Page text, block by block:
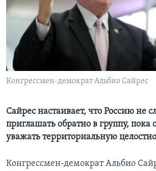
Learning English
СОЦИАЛЬНЫЕ СЕТИ
Конгрессмен-демократ Альбио Сайрес
Сайрес настаивает, что Россию не
приглашать обратно в группу, пока
уважать территориальную
Конгрессмен-демократ Альбио